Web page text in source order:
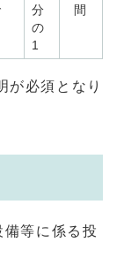
分
の
1
間
必須となり
等に係る投